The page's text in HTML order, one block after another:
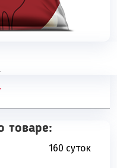
товаре:
160 суток